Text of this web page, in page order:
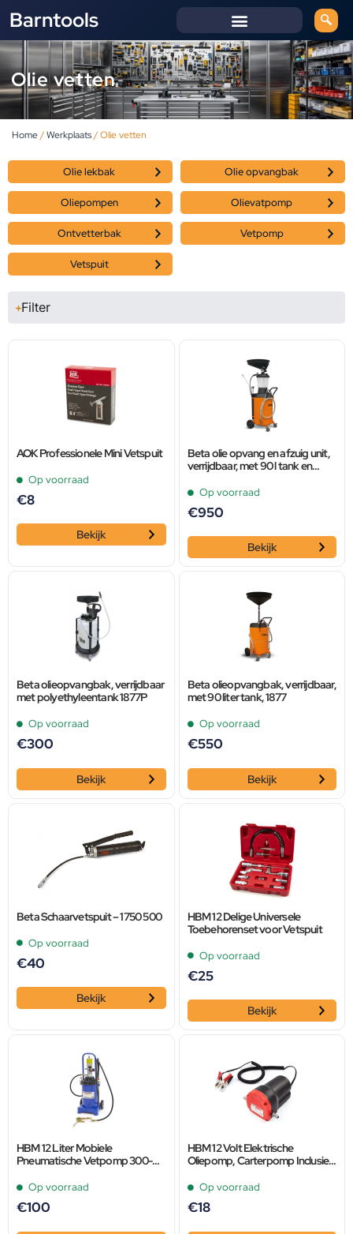
Barntools
Olie vetten
Home/Werkplaats/ Olie vetten
Olie lekbak Olie opvangbak
Oliepompen Olievatpomp
Ontvetterbak Vetpomp
Vetspuit
Filter
AOK Professionele Mini Vetspuit
Op voorraad
€8
Bekijk
Beta olie opvang en afzuig unit,
verrijdbaar, met 90 l tank en
Op voorraad
€950
Bekijk
Beta olieopvangbak, verrijdbaar
met polyethyleentank 1877P
Op voorraad
€300
Bekijk
Beta olieopvangbak, verrijdbaar,
met 90 liter tank, 1877
Op voorraad
€550
Bekijk
Beta Schaarvetspuit – 1750 500
Op voorraad
€40
Bekijk
HBM 12 Delige Universele
Toebehorenset voor Vetspuit
Op voorraad
€25
Bekijk
HBM 12 Liter Mobiele
Pneumatische Vetpomp 300-
Op voorraad
€100
HBM 12 Volt Elektrische
Oliepomp, Carterpomp Inclusief
Op voorraad
€18